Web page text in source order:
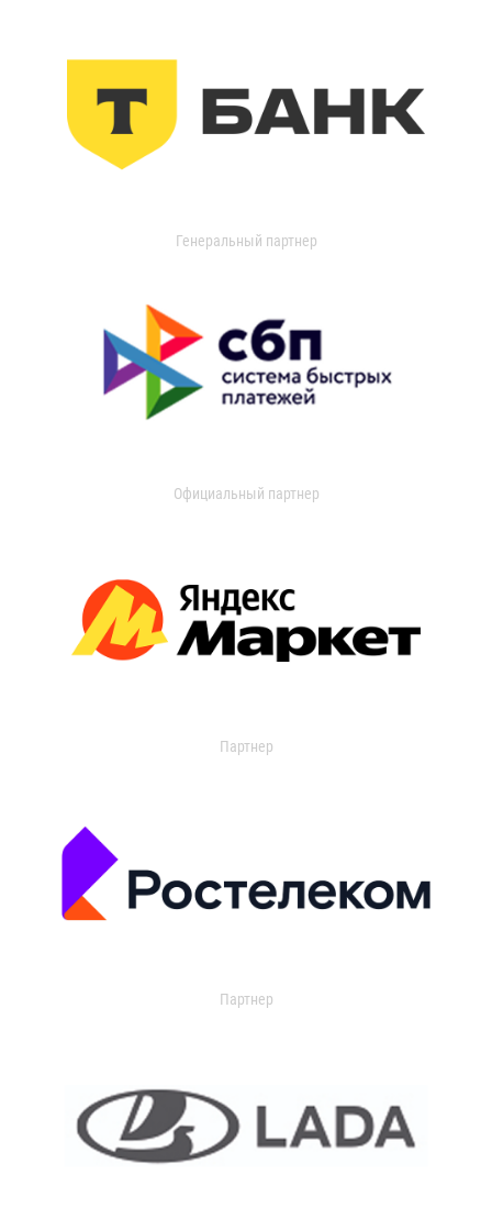
Генеральный партнер
Официальный партнер
Партнер
Партнер